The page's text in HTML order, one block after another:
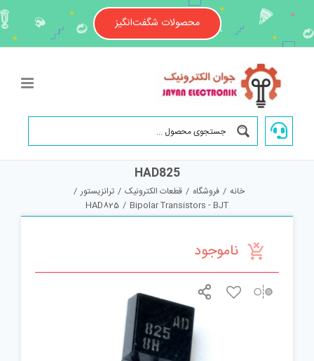
content
محصولات شگفت‌انگیز
HAD825
خانه / فروشگاه / قطعات الکترونیک / ترانزیستور /
Bipolar Transistors - BJT
/
HAD825
ناموجود